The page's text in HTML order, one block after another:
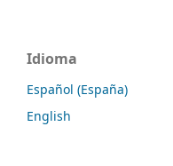
Idioma
Español (España)
English